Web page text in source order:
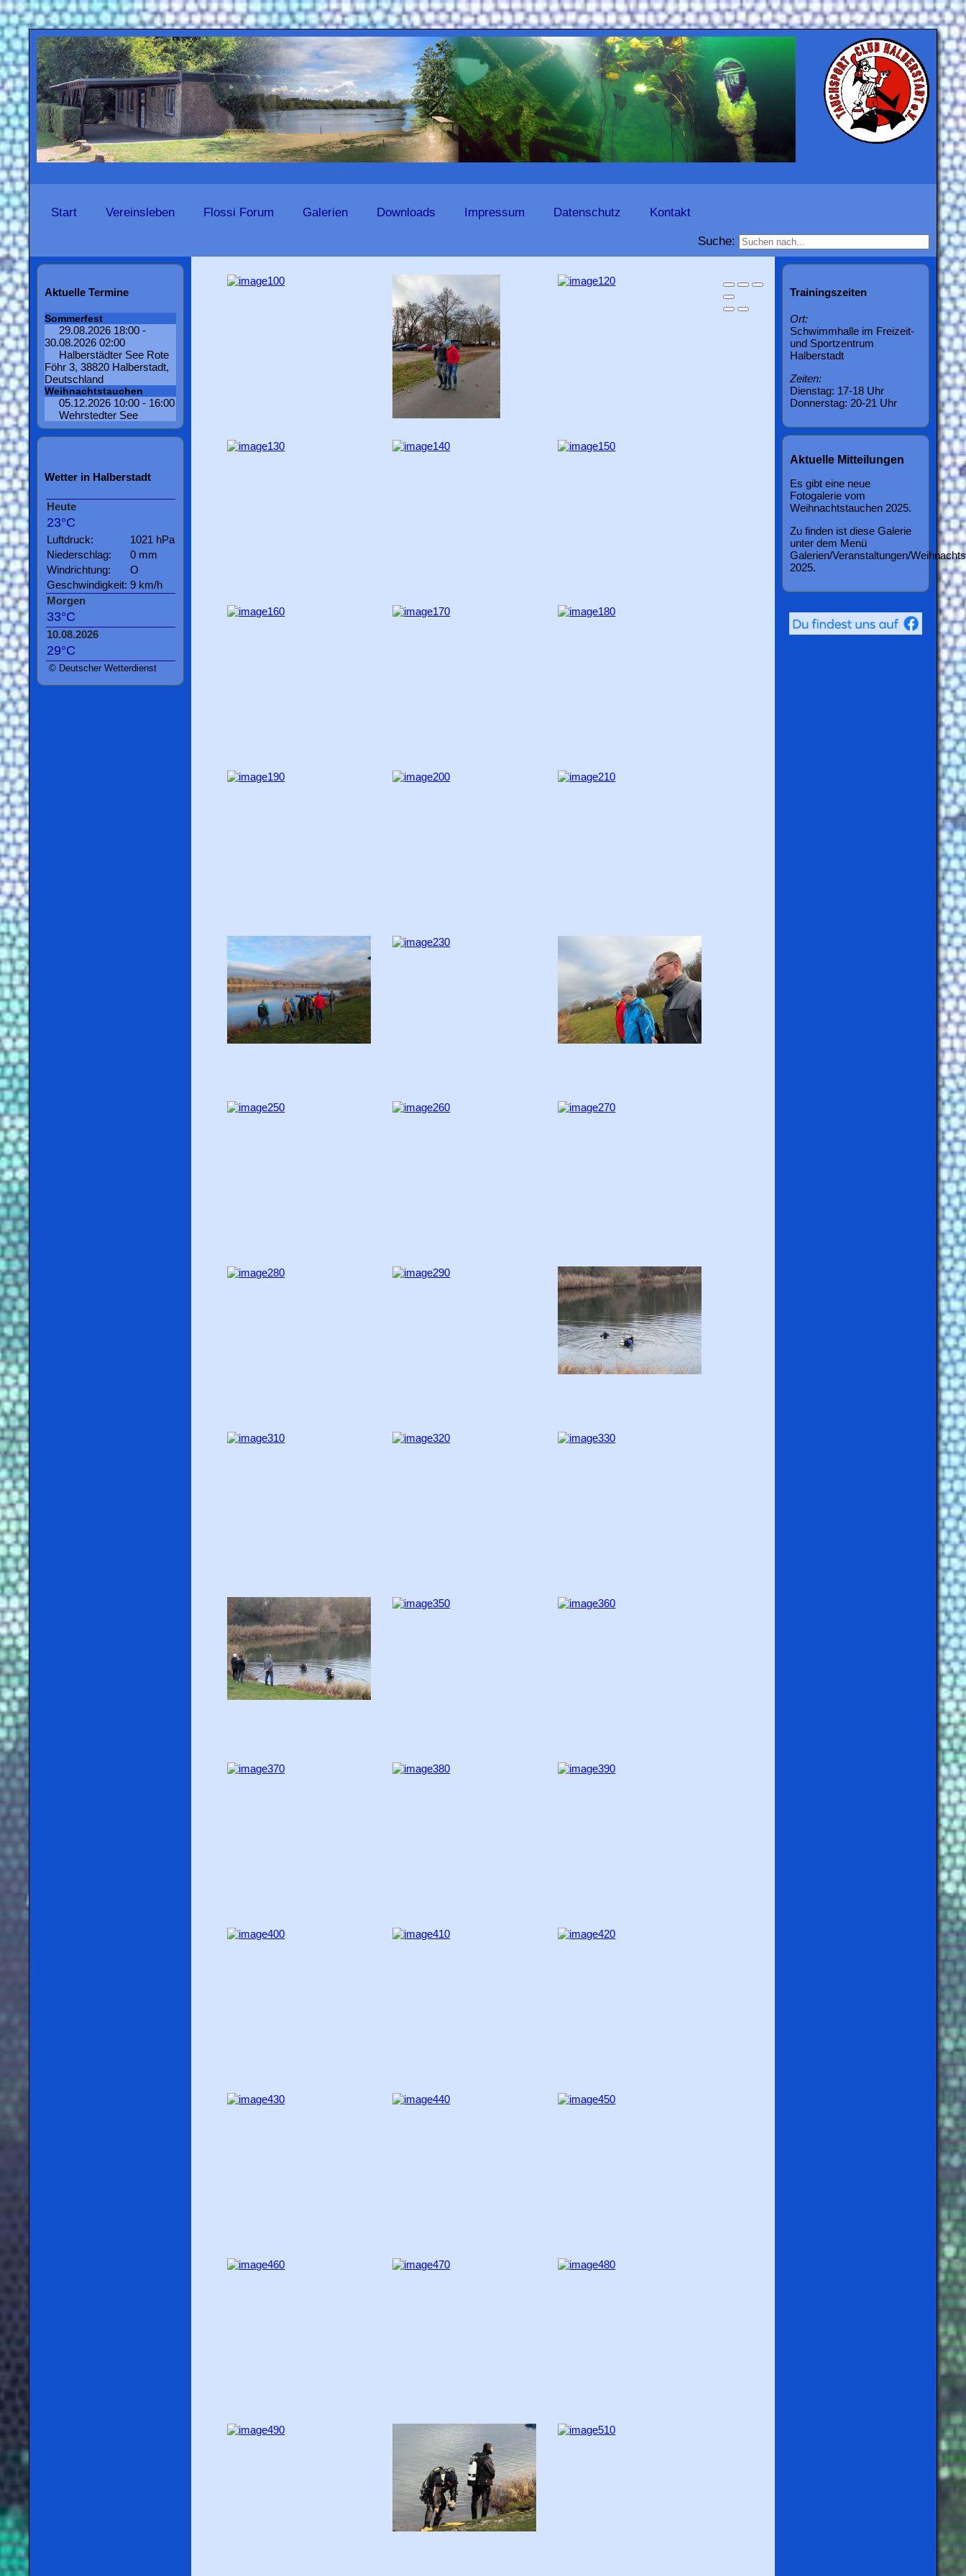
Start Vereinsleben Flossi Forum Galerien Downloads Impressum Datenschutz Kontakt
Suche:
Aktuelle Termine
Sommerfest
29.08.2026 18:00 -
30.08.2026 02:00
Halberstädter See Rote
Föhr 3, 38820 Halberstadt,
Deutschland
Weihnachtstauchen
05.12.2026 10:00 - 16:00
Wehrstedter See
Wetter in Halberstadt
Heute
23°C
Luftdruck:
1021 hPa
Niederschlag:
0 mm
Windrichtung:
O
Geschwindigkeit: 9 km/h
Morgen
33°C
10.08.2026
29°C
© Deutscher Wetterdienst
Trainingszeiten
Ort:
Schwimmhalle im Freizeit-
und Sportzentrum
Halberstadt
Zeiten:
Dienstag: 17-18 Uhr
Donnerstag: 20-21 Uhr
Aktuelle Mitteilungen
Es gibt eine neue
Fotogalerie vom
Weihnachtstauchen 2025.
Zu finden ist diese Galerie
unter dem Menü
Galerien/Veranstaltungen/
2025.